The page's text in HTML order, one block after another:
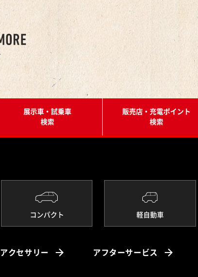
展示車・試乗車
検索
販売店・充電ポイント
検索
コンパクト 軽自動車
アクセサリー アフターサービス